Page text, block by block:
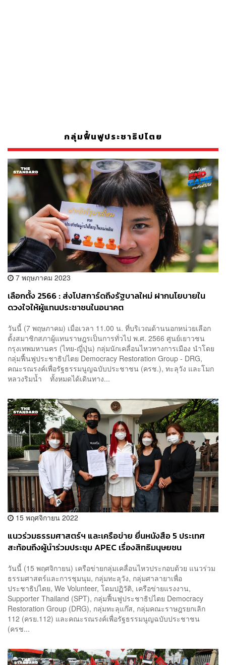
กลุ่มฟื้นฟูประชาธิปไตย
7 พฤษภาคม 2023
เลือกตั้ง 2566 : ส่งโปสการ์ดถึงรัฐบาลใหม่ ฝากนโยบายใน
ดวงใจให้ผู้แทนประชาชนในอนาคต
วันนี้ (7 พฤษภาคม) เมื่อเวลา 11.00 น. ที่บริเวณด้านนอกหน่วยเลือก
ตั้งสมาชิกสภาผู้แทนราษฎรเป็นการทั่วไป พ.ศ. 2566 ศูนย์เยาวชน
กรุงเทพมหานคร (ไทย-ญี่ปุ่น) กลุ่มนักเคลื่อนไหวทางการเมือง นำโดย
กลุ่มฟื้นฟูประชาธิปไตย Democracy Restoration Group - DRG,
คณะรณรงค์เพื่อรัฐธรรมนูญฉบับประชาชน (ครช.), ทะลุวัง และโมก
หลวงริมน้ำ ทั้งหมดได้เดินทาง...
15 พฤศจิกายน 2022
แนวร่วมธรรมศาสตร์ฯ และเครือข่าย ยื่นหนังสือ 5 ประเทศ
สะท้อนถึงผู้นำร่วมประชุม APEC เรื่องสิทธิมนุษยชน
วันนี้ (15 พฤศจิกายน) เครือข่ายกลุ่มเคลื่อนไหวประกอบด้วย แนวร่วม
ธรรมศาสตร์และการชุมนุม, กลุ่มทะลุวัง, กลุ่มศาลายาเพื่อ
ประชาธิปไตย, We Volunteer, โดมปฏิวัติ, เครือข่ายแรงงาน,
Supporter Thailand (SPT), กลุ่มฟื้นฟูประชาธิปไตย Democracy
Restoration Group (DRG), กลุ่มทะลุแก๊ส, กลุ่มคณะราษฎรยกเลิก
112 (ครย.112) และคณะรณรงค์เพื่อรัฐธรรมนูญฉบับประชาชน
(ครช...